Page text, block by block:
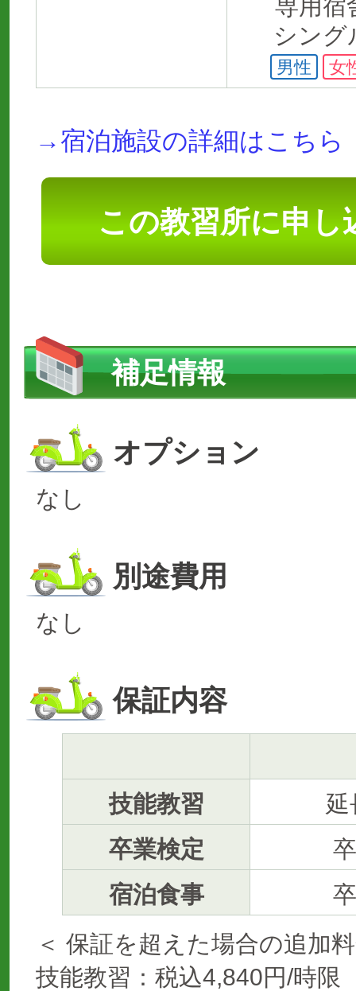
専用宿
シング
男性 女
→宿泊施設の詳細はこちら
この教習所に申し
補足情報
オプション
なし
別途費用
なし
保証内容
技能教習
延
卒業検定
宿泊食事
＜ 保証を超えた場合の追加
技能教習：税込4,840円/時限